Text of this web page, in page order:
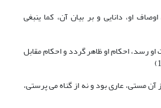
او، دانایی و بر بیان آن، کما ینبغی
رسد، احکام او ظاهر گردد و احکام مقابل
آن مستی، عاری بود و نه از گناه می پرستی،